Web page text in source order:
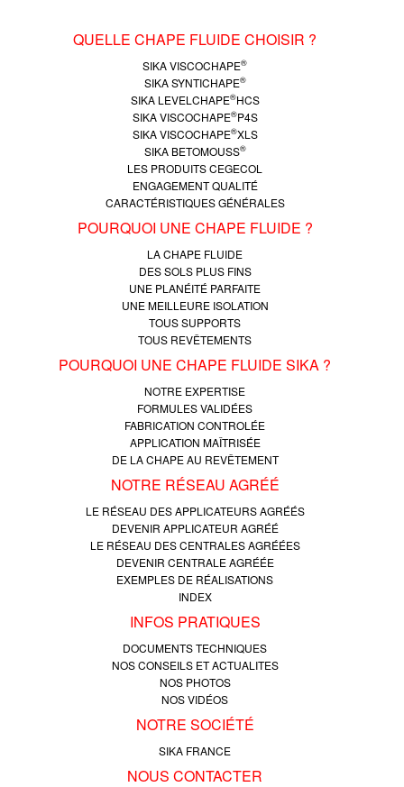
QUELLE CHAPE FLUIDE CHOISIR ?
SIKA VISCOCHAPE®
SIKA SYNTICHAPE®
SIKA LEVELCHAPE®HCS
SIKA VISCOCHAPE®P4S
SIKA VISCOCHAPE®XLS
SIKA BETOMOUSS®
LES PRODUITS CEGECOL
ENGAGEMENT QUALITÉ
CARACTÉRISTIQUES GÉNÉRALES
POURQUOI UNE CHAPE FLUIDE ?
LA CHAPE FLUIDE
DES SOLS PLUS FINS
UNE PLANÉITÉ PARFAITE
UNE MEILLEURE ISOLATION
TOUS SUPPORTS
TOUS REVÊTEMENTS
POURQUOI UNE CHAPE FLUIDE SIKA ?
NOTRE EXPERTISE
FORMULES VALIDÉES
FABRICATION CONTROLÉE
APPLICATION MAÎTRISÉE
DE LA CHAPE AU REVÊTEMENT
NOTRE RÉSEAU AGRÉÉ
LE RÉSEAU DES APPLICATEURS AGRÉÉS
DEVENIR APPLICATEUR AGRÉÉ
LE RÉSEAU DES CENTRALES AGRÉÉES
DEVENIR CENTRALE AGRÉÉE
EXEMPLES DE RÉALISATIONS
INDEX
INFOS PRATIQUES
DOCUMENTS TECHNIQUES
NOS CONSEILS ET ACTUALITES
NOS PHOTOS
NOS VIDÉOS
NOTRE SOCIÉTÉ
SIKA FRANCE
NOUS CONTACTER